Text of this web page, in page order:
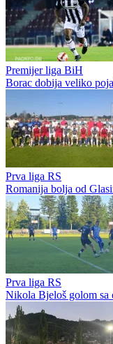
Premijer liga BiH
Borac dobija veliko
Prva liga RS
Romanija bolja od
Prva liga RS
Nikola Bjeloš golom sa